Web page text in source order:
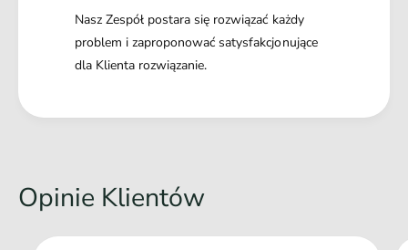
Nasz Zespół postara się rozwiązać każdy
problem i zaproponować satysfakcjonujące
dla Klienta rozwiązanie.
Opinie Klientów